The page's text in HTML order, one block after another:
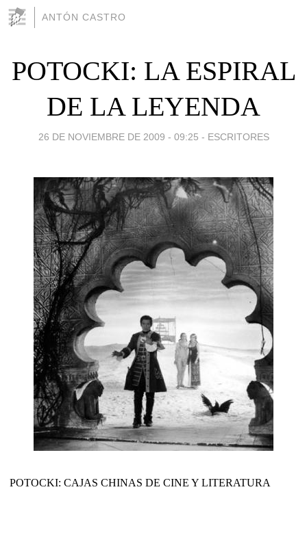
ANTÓN CASTRO
POTOCKI: LA ESPIRAL
DE LA LEYENDA
26 DE NOVIEMBRE DE 2009 - 09:25 - ESCRITORES
POTOCKI: CAJAS CHINAS DE CINE Y LITERATURA